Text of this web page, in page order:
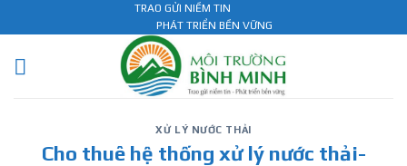
to
content
TRAO GỬI NIỀM TIN
PHÁT TRIỂN BỀN VỮNG
XỬ LÝ NƯỚC THẢI
Cho thuê hệ thống xử lý nước thải-